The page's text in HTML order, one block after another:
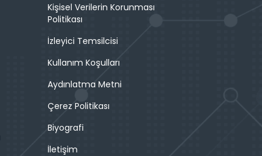
Kişisel Verilerin Korunması
Politikası
İzleyici Temsilcisi
Kullanım Koşulları
Aydınlatma Metni
Çerez Politikası
Biyografi
İletişim